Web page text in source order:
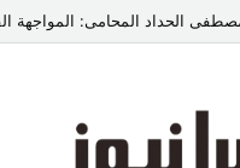
الحداد المحامى: المواجهة